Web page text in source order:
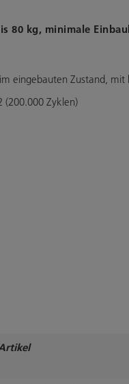
80 kg, minimale
eingebauten Zustand,
(200.000 Zyklen)